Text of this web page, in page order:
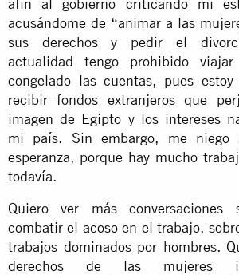
acusándome de “animar a las
sus derechos y pedir el
actualidad tengo prohibido
congelado las cuentas, pues estoy
recibir fondos extranjeros que
imagen de Egipto y los intereses
mi país. Sin embargo, me niego
esperanza, porque hay mucho
todavía.
Quiero ver más conversaciones
combatir el acoso en el trabajo,
trabajos dominados por hombres.
derechos de las mujeres